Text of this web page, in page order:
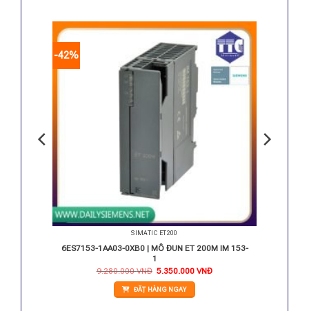
-42%
SIMATIC ET200
6ES7153-1AA03-0XB0 | MÔ ĐUN ET 200M IM 153-
1
9.280.000VNĐ Giá
là:
9.280.000 VNĐ.
5.350.000VNĐGiá
ĐẶT HÀNG NGAY